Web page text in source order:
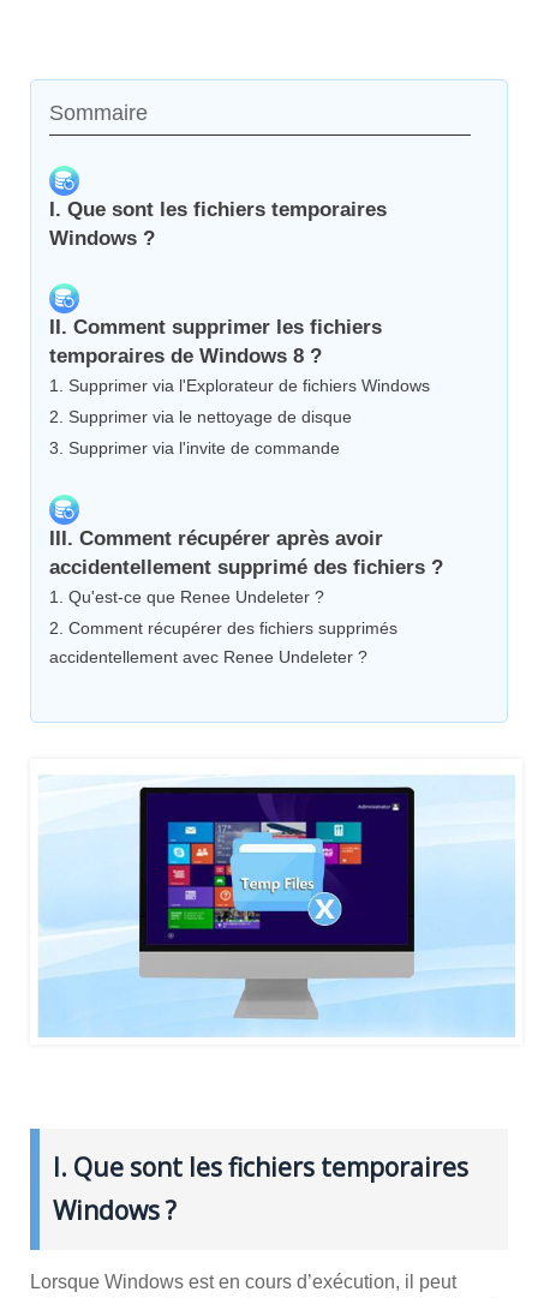
Sommaire
I. Que sont les fichiers temporaires
Windows ?
II. Comment supprimer les fichiers
temporaires de Windows 8 ?
1. Supprimer via l'Explorateur de fichiers Windows
2. Supprimer via le nettoyage de disque
3. Supprimer via l'invite de commande
III. Comment récupérer après avoir
accidentellement supprimé des fichiers ?
1. Qu'est-ce que Renee Undeleter ?
2. Comment récupérer des fichiers supprimés
accidentellement avec Renee Undeleter ?
I. Que sont les fichiers temporaires
Windows ?
Lorsque Windows est en cours d’exécution, il peut